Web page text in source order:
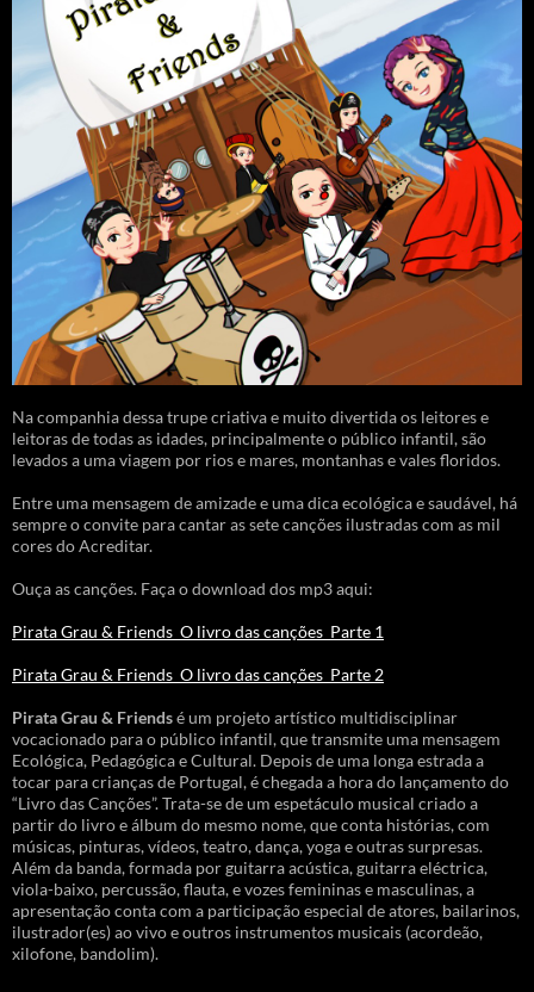
Na companhia dessa trupe criativa e muito divertida os leitores e
leitoras de todas as idades, principalmente o público infantil, são
levados a uma viagem por rios e mares, montanhas e vales floridos.
Entre uma mensagem de amizade e uma dica ecológica e saudável, há
sempre o convite para cantar as sete canções ilustradas com as mil
cores do Acreditar.
Ouça as canções. Faça o download dos mp3 aqui:
Pirata Grau & Friends_O livro das canções_Parte 1
Pirata Grau & Friends_O livro das canções_Parte 2
Pirata Grau & Friendsé um projeto artístico multidisciplinar
vocacionado para o público infantil, que transmite uma mensagem
Ecológica, Pedagógica e Cultural. Depois de uma longa estrada a
tocar para crianças de Portugal, é chegada a hora do lançamento do
“Livro das Canções”. Trata-se de um espetáculo musical criado a
partir do livro e álbum do mesmo nome, que conta histórias, com
músicas, pinturas, vídeos, teatro, dança, yoga e outras surpresas.
Além da banda, formada por guitarra acústica, guitarra eléctrica,
viola-baixo, percussão, flauta, e vozes femininas e masculinas, a
apresentação conta com a participação especial de atores, bailarinos,
ilustrador(es) ao vivo e outros instrumentos musicais (acordeão,
xilofone, bandolim).